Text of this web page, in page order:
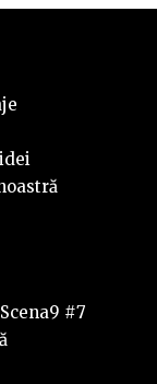
#7